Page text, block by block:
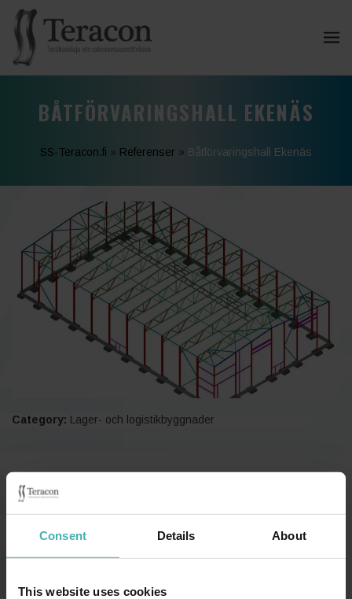
Consent Details About
This website uses cookies
BÅTFÖRVARINGSHALL EKENÄS
SS-Teracon.fi » Referenser » Båtförvaringshall Ekenäs
Category: Lager- och logistikbyggnader
Ekenäs, Finland 2010
Konstruktionsplanering innefattande grundplanering + planering
av förtillverkade betong- och stålkonstruktioner, stålstommen 86
tn, våningsyta 2510 m², volym 3280 m³.